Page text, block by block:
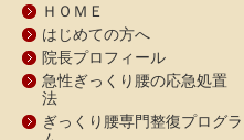
ＨＯＭＥ
はじめての方へ
院長プロフィール
急性ぎっくり腰の応急処置
法
ぎっくり腰専門整復プログラ